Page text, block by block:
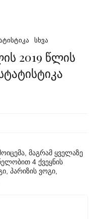
ᲡᲮᲕᲐ
2019 წლის
მაგრამ ყველაზე
4 ქვეყნის
პარიზის ვოგი,